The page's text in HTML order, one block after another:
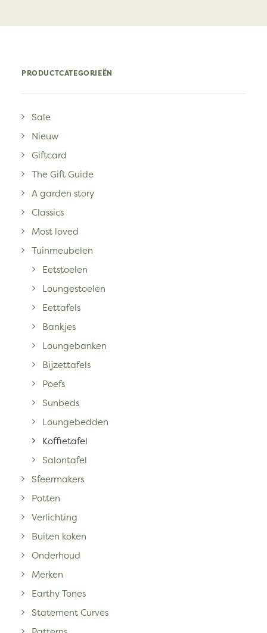
PRODUCTCATEGORIEËN
Sale
Nieuw
Giftcard
The Gift Guide
A garden story
Classics
Most loved
Tuinmeubelen
Eetstoelen
Loungestoelen
Eettafels
Bankjes
Loungebanken
Bijzettafels
Poefs
Sunbeds
Loungebedden
Koffietafel
Salontafel
Sfeermakers
Potten
Verlichting
Buiten koken
Onderhoud
Merken
Earthy Tones
Statement Curves